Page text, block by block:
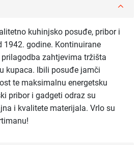
kuhinjsko posuđe, pribor i
1942. godine. Kontinuirane
zahtjevima tržišta
kupaca. Ibili posuđe jamči
te maksimalnu energetsku
pribor i gadgeti odraz su
i kvalitete materijala. Vrlo su